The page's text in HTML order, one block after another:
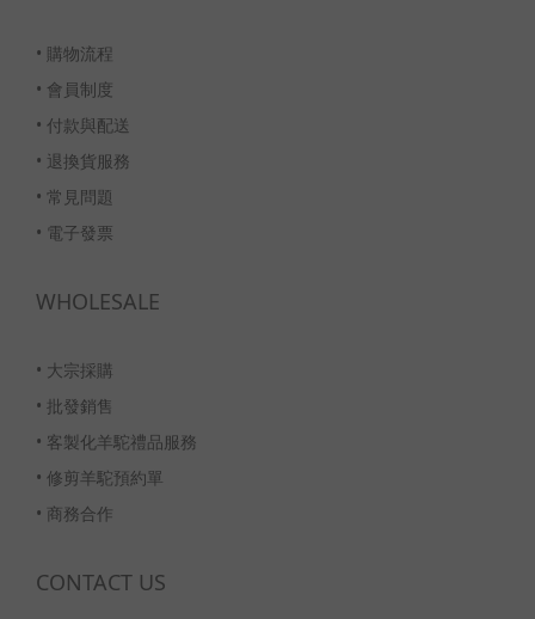
• 購物流程
• 會員制度
• 付款與配送
• 退換貨服務
• 常見問題
• 電子發票
WHOLESALE
• 大宗採購
• 批發銷售
• 客製化羊駝禮品服務
• 修剪羊駝預約單
• 商務合作
CONTACT US